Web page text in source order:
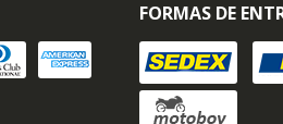
FORMAS DE